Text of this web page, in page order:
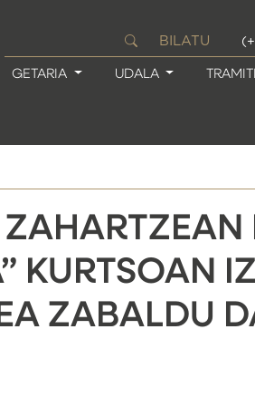
BILATU
GETARIA UDALA
KURTSOAN
ZABALDU